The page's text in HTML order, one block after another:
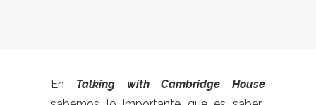
En Talking with Cambridge House